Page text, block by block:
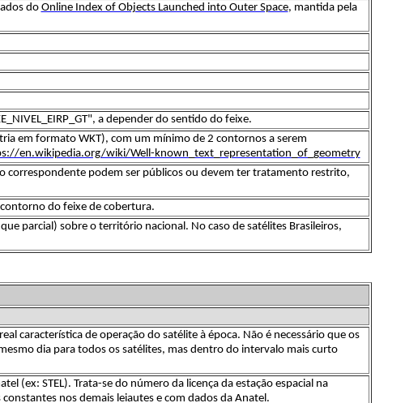
do​ Online Index of Objects Launched into Outer Space, mantida pela
a depender do sentido do feixe.
em formato WKT), com um mínimo de 2 contornos a serem
en.wikipedia.org/wiki/Well-known_text_representation_of_geometry
correspondente podem ser públicos ou devem ter tratamento restrito,
do feixe de cobertura.
parcial) sobre o território nacional. No caso de satélites Brasileiros,
característica de operação do satélite à época. Não é necessário que os
dia para todos os satélites, mas dentro do intervalo mais curto
(ex: STEL). Trata-se do número da licença da estação espacial na
nos demais leiautes e com dados da Anatel.